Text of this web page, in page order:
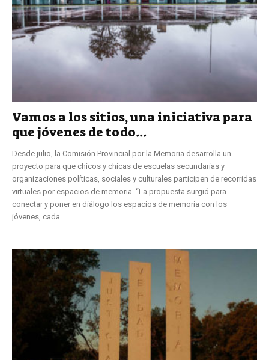
Vamos a los sitios, una iniciativa para
que jóvenes de todo...
Desde julio, la Comisión Provincial por la Memoria desarrolla un
proyecto para que chicos y chicas de escuelas secundarias y
organizaciones políticas, sociales y culturales participen de recorridas
virtuales por espacios de memoria. “La propuesta surgió para
conectar y poner en diálogo los espacios de memoria con los
jóvenes, cada...